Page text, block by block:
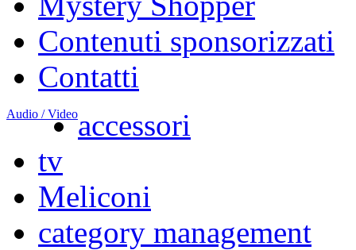
Contenuti sponsorizzati
Contatti
Audio / Videoaccessori
tv
Meliconi
category management